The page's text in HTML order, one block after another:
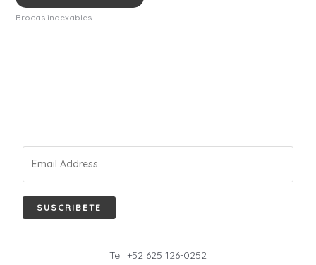
Brocas indexables
SUSCRIBETE
Tel. +52 625 126-0252